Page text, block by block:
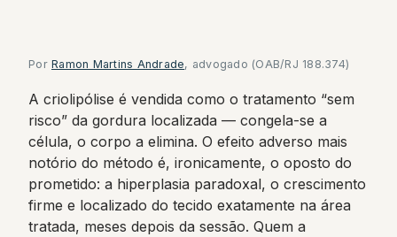
Por Ramon Martins Andrade, advogado (OAB/RJ 188.374)
A criolipólise é vendida como o tratamento “sem
risco” da gordura localizada — congela-se a
célula, o corpo a elimina. O efeito adverso mais
notório do método é, ironicamente, o oposto do
prometido: a hiperplasia paradoxal, o crescimento
firme e localizado do tecido exatamente na área
tratada, meses depois da sessão. Quem a